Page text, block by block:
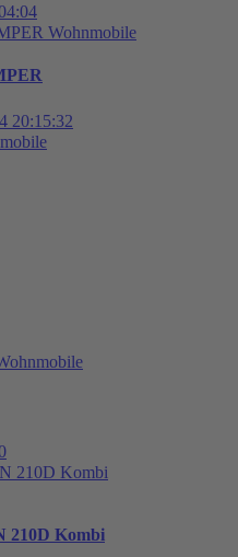
Wohnmobile
20:15:32
210D Kombi